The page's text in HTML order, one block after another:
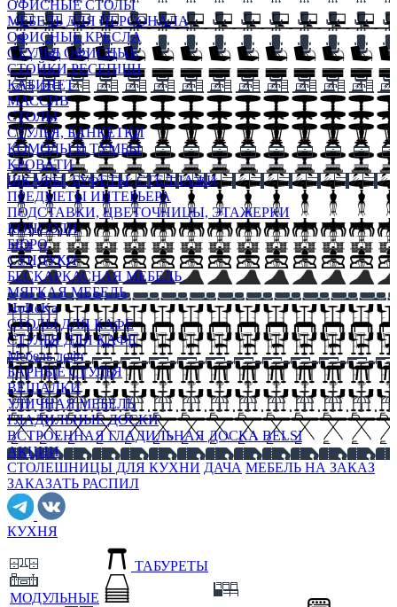
ОФИСНЫЕ СТОЛЫ
МЕБЕЛЬ ДЛЯ ПЕРСОНАЛА
ОФИСНЫЕ КРЕСЛА
СТУЛЬЯ ОФИСНЫЕ
СТОЙКИ РЕСЕПШН
КАБИНЕТ
МАССИВ
СТОЛЫ
СТУЛЬЯ, БАНКЕТКИ
КОМОДЫ И ТУМБЫ
КРОВАТИ
ШКАФЫ, БУФЕТЫ, СТЕЛЛАЖИ
ПРЕДМЕТЫ ИНТЕРЬЕРА
ПОДСТАВКИ, ЦВЕТОЧНИЦЫ, ЭТАЖЕРКИ
КОНСОЛИ
БЮРО
СУНДУКИ
БЕСКАРКАСНАЯ МЕБЕЛЬ
МЯГКАЯ МЕБЕЛЬ
HoReKa
СТОЛЫ ДЛЯ КАФЕ
СТУЛЬЯ ДЛЯ КАФЕ
Мебель лофт
БАРНЫЕ СТУЛЬЯ
ВЕШАЛКИ
УЛИЧНАЯ МЕБЕЛЬ
ГЛАДИЛЬНЫЕ ДОСКИ
ВСТРОЕННАЯ ГЛАДИЛЬНАЯ ДОСКА BELSI
АКЦИИ
СТОЛЕШНИЦЫ ДЛЯ КУХНИ ДАЧА МЕБЕЛЬ НА ЗАКАЗ
ЗАКАЗАТЬ РАСПИЛ
КУХНЯ
МОДУЛЬНЫЕ
ТАБУРЕТЫ